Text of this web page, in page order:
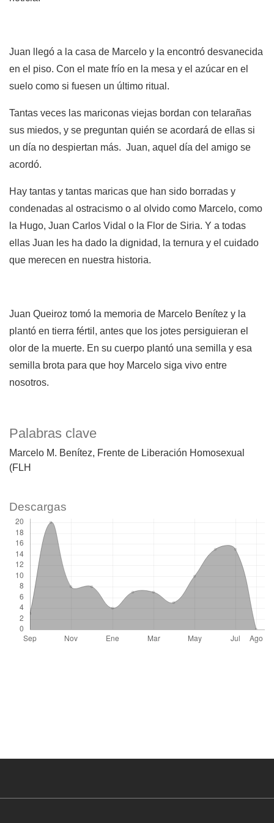
Palabras clave
Marcelo M. Benítez
Frente de Liberación Homosexual
(FLH
Juan llegó a la casa de Marcelo y la encontró desvanecida
en el piso. Con el mate frío en la mesa y el azúcar en el
suelo como si fuesen un último ritual.
Tantas veces las mariconas viejas bordan con telarañas
sus miedos, y se preguntan quién se acordará de ellas si
un día no despiertan más. Juan, aquel día del amigo se
acordó.
Hay tantas y tantas maricas que han sido borradas y
condenadas al ostracismo o al olvido como Marcelo, como
la Hugo, Juan Carlos Vidal o la Flor de Siria. Y a todas
ellas Juan les ha dado la dignidad, la ternura y el cuidado
que merecen en nuestra historia.
Juan Queiroz tomó la memoria de Marcelo Benítez y la
plantó en tierra fértil, antes que los jotes persiguieran el
olor de la muerte. En su cuerpo plantó una semilla y esa
semilla brota para que hoy Marcelo siga vivo entre
nosotros.
Descargas